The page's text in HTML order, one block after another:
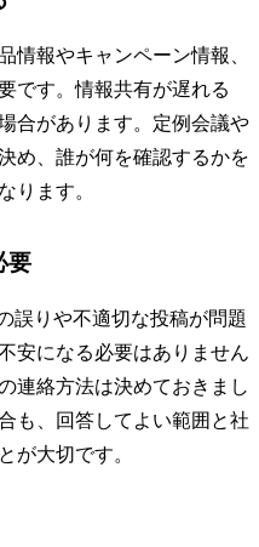
情報やキャンペーン情報、
です。情報共有が遅れる
合があります。定例会議や
め、誰が何を確認するかを
ります。
要
誤りや不適切な投稿が問題
安になる必要はありません
連絡方法は決めておきまし
も、回答してよい範囲と社
が大切です。